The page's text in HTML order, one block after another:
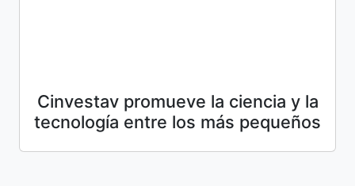
Cinvestav promueve la ciencia y la
tecnología entre los más pequeños